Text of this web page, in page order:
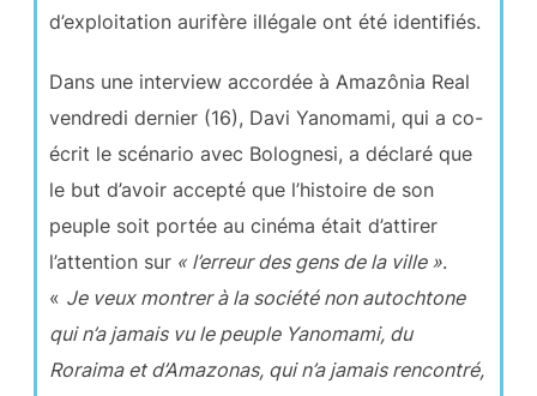
d’exploitation aurifère illégale ont été identifiés.
Dans une interview accordée à Amazônia Real
vendredi dernier (16), Davi Yanomami, qui a co-
écrit le scénario avec Bolognesi, a déclaré que
le but d’avoir accepté que l’histoire de son
peuple soit portée au cinéma était d’attirer
l’attention sur« l’erreur des gens de la ville ».
« Je veux montrer à la société non autochtone
qui n’a jamais vu le peuple Yanomami, du
Roraima et d’Amazonas, qui n’a jamais rencontré,